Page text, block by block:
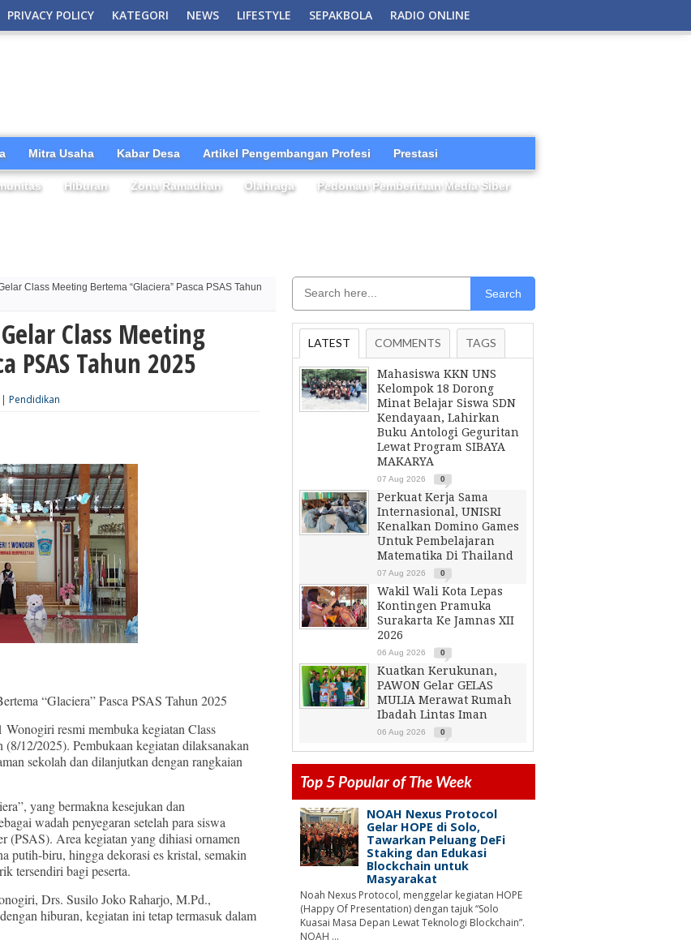
PRIVACY POLICY KATEGORI NEWS LIFESTYLE SEPAKBOLA RADIO ONLINE
Mitra Usaha Kabar Desa Artikel Pengembangan Profesi Prestasi
Hiburan Zona Ramadhan Olahraga Pedoman Pemberitaan Media Siber
Class Meeting Bertema “Glaciera” Pasca PSAS Tahun
Class Meeting
PSAS Tahun 2025
Pendidikan
“Glaciera” Pasca PSAS Tahun 2025
resmi membuka kegiatan Class
12/2025). Pembukaan kegiatan dilaksanakan
sekolah dan dilanjutkan dengan rangkaian
yang bermakna kesejukan dan
wadah penyegaran setelah para siswa
(PSAS). Area kegiatan yang dihiasi ornamen
putih-biru, hingga dekorasi es kristal, semakin
tersendiri bagi peserta.
Drs. Susilo Joko Raharjo, M.Pd.,
hiburan, kegiatan ini tetap termasuk dalam
Search
LATEST COMMENTS TAGS
Mahasiswa KKN UNS
Kelompok 18 Dorong
Minat Belajar Siswa SDN
Kendayaan, Lahirkan
Buku Antologi Geguritan
Lewat Program SIBAYA
MAKARYA
07 Aug 2026 0
Perkuat Kerja Sama
Internasional, UNISRI
Kenalkan Domino Games
Untuk Pembelajaran
Matematika Di Thailand
07 Aug 2026 0
Wakil Wali Kota Lepas
Kontingen Pramuka
Surakarta Ke Jamnas XII
2026
06 Aug 2026 0
Kuatkan Kerukunan,
PAWON Gelar GELAS
MULIA Merawat Rumah
Ibadah Lintas Iman
06 Aug 2026 0
Top 5 Popular of The Week
NOAH Nexus Protocol
Gelar HOPE di Solo,
Tawarkan Peluang DeFi
Staking dan Edukasi
Blockchain untuk
Masyarakat
Noah Nexus Protocol, menggelar kegiatan HOPE
(Happy Of Presentation) dengan tajuk “Solo
Kuasai Masa Depan Lewat Teknologi Blockchain”.
NOAH ...